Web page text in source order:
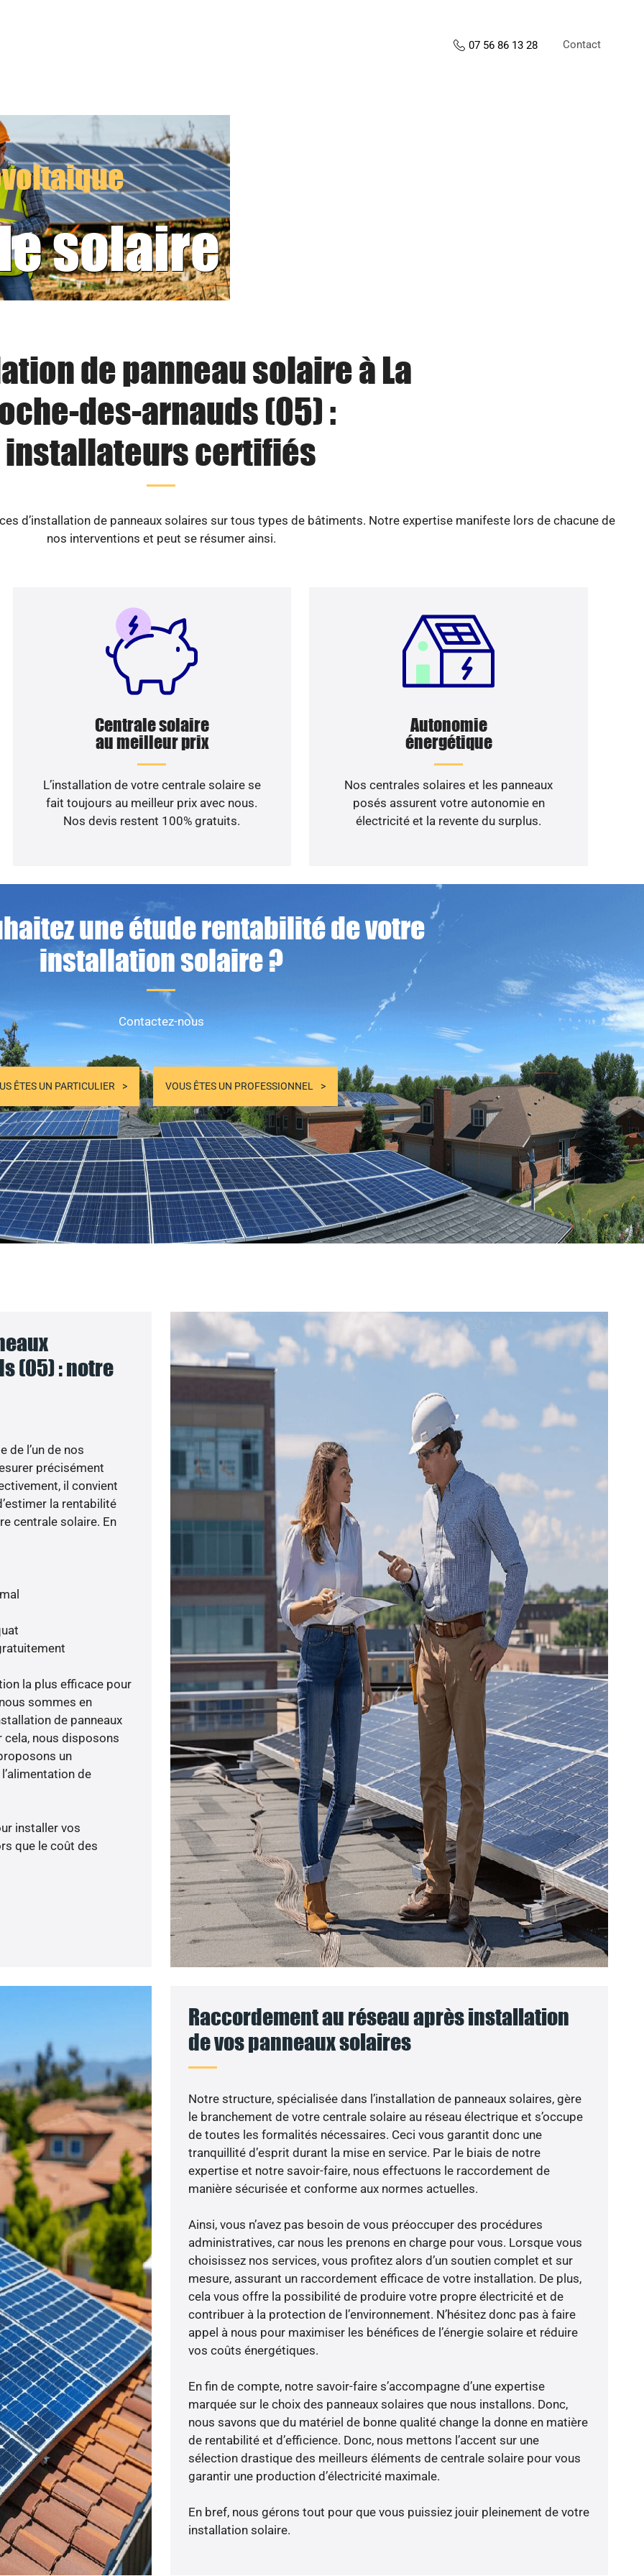
07 56 86 13 28 Contact
solaire
de panneau solaire à La
des-arnauds (05) :
installateurs certifiés
d’installation de panneaux solaires sur tous types de bâtiments. Notre expertise manifeste lors de chacune de
nos interventions et peut se résumer ainsi.
Centrale solaire
au meilleur prix
L’installation de votre centrale solaire se
fait toujours au meilleur prix avec nous.
Nos devis restent 100% gratuits.
Autonomie
énergétique
Nos centrales solaires et les panneaux
posés assurent votre autonomie en
électricité et la revente du surplus.
une étude rentabilité de votre
installation solaire ?
Contactez-nous
ÊTES UN PARTICULIER VOUS ÊTES UN PROFESSIONNEL
(05) : notre
de l’un de nos
précisément
il convient
la rentabilité
centrale solaire. En
la plus efficace pour
sommes en
de panneaux
nous disposons
un
de
installer vos
que le coût des
Raccordement au réseau après installation
de vos panneaux solaires
Notre structure, spécialisée dans l’installation de panneaux solaires, gère
le branchement de votre centrale solaire au réseau électrique et s’occupe
de toutes les formalités nécessaires. Ceci vous garantit donc une
tranquillité d’esprit durant la mise en service. Par le biais de notre
expertise et notre savoir-faire, nous effectuons le raccordement de
manière sécurisée et conforme aux normes actuelles.
Ainsi, vous n’avez pas besoin de vous préoccuper des procédures
administratives, car nous les prenons en charge pour vous. Lorsque vous
choisissez nos services, vous profitez alors d’un soutien complet et sur
mesure, assurant un raccordement efficace de votre installation. De plus,
cela vous offre la possibilité de produire votre propre électricité et de
contribuer à la protection de l’environnement. N’hésitez donc pas à faire
appel à nous pour maximiser les bénéfices de l’énergie solaire et réduire
vos coûts énergétiques.
En fin de compte, notre savoir-faire s’accompagne d’une expertise
marquée sur le choix des panneaux solaires que nous installons. Donc,
nous savons que du matériel de bonne qualité change la donne en matière
de rentabilité et d’efficience. Donc, nous mettons l’accent sur une
sélection drastique des meilleurs éléments de centrale solaire pour vous
garantir une production d’électricité maximale.
En bref, nous gérons tout pour que vous puissiez jouir pleinement de votre
installation solaire.